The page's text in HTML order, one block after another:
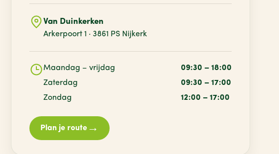
Van Duinkerken
Arkerpoort 1 · 3861 PS Nijkerk
Maandag – vrijdag
09:30 – 18:00
Zaterdag
09:30 – 17:00
Zondag
12:00 – 17:00
Plan je route →